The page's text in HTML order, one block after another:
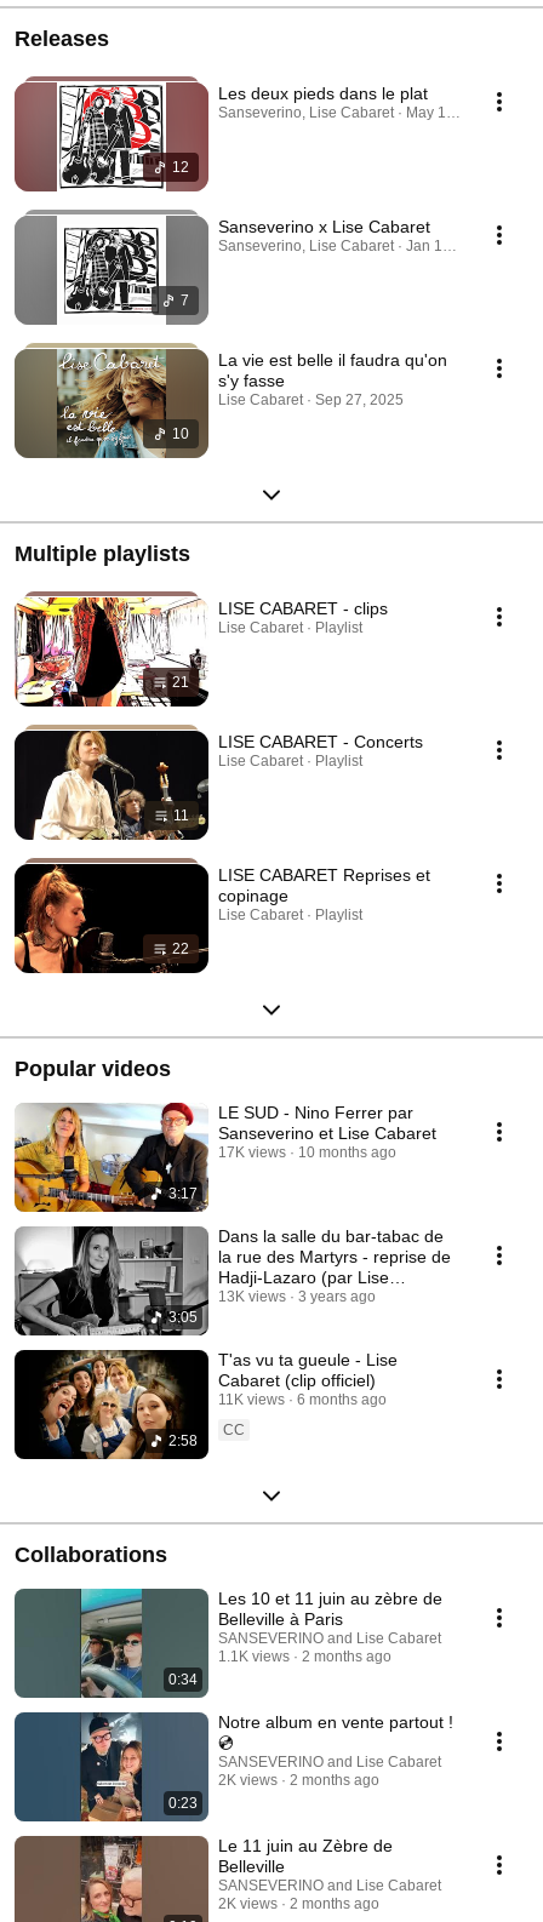
Releases
12
Les deux pieds dans le plat
Sanseverino, Lise Cabaret · May 15, 2026
7
Sanseverino x Lise Cabaret
Sanseverino, Lise Cabaret · Jan 11, 2026
10
La vie est belle il faudra qu'on
s'y fasse
Lise Cabaret · Sep 27, 2025
Multiple playlists
21
LISE CABARET - clips
Lise Cabaret · Playlist
11
LISE CABARET - Concerts
Lise Cabaret · Playlist
22
LISE CABARET Reprises et
copinage
Lise Cabaret · Playlist
Popular videos
3:17
LE SUD - Nino Ferrer par
Sanseverino et Lise Cabaret
17K views 10 months ago
3:05
Dans la salle du bar-tabac de
la rue des Martyrs - reprise de
Hadji-Lazaro (par Lise
Cabaret)
13K views 3 years ago
2:58
T'as vu ta gueule - Lise
Cabaret (clip officiel)
11K views
6 months ago
CC
Collaborations
0:34
Les 10 et 11 juin au zèbre de
Belleville à Paris
SANSEVERINO and Lise Cabaret
1.1K views
2 months ago
0:23
Notre album en vente partout !
💿
SANSEVERINO and Lise Cabaret
2K views
2 months ago
Le 11 juin au Zèbre de
Belleville
SANSEVERINO and Lise Cabaret
2K views
2 months ago